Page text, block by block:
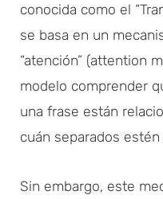
conocida como el
se basa en un
“atención” (attention
modelo comprender
una frase están
cuán separados
Sin embargo, este